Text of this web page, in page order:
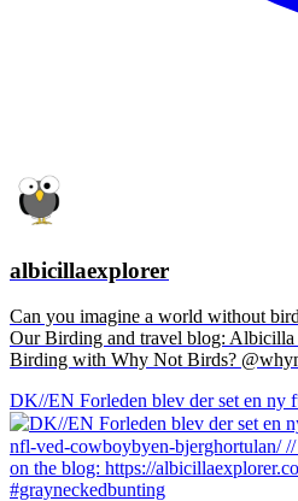
albicillaexplorer
Can you imagine a world without
Our Birding and travel blog: Albicilla
Birding with Why Not Birds?
DK//EN Forleden blev der set en ny